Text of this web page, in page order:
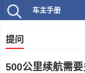
车主手册
提问
500公里续航需